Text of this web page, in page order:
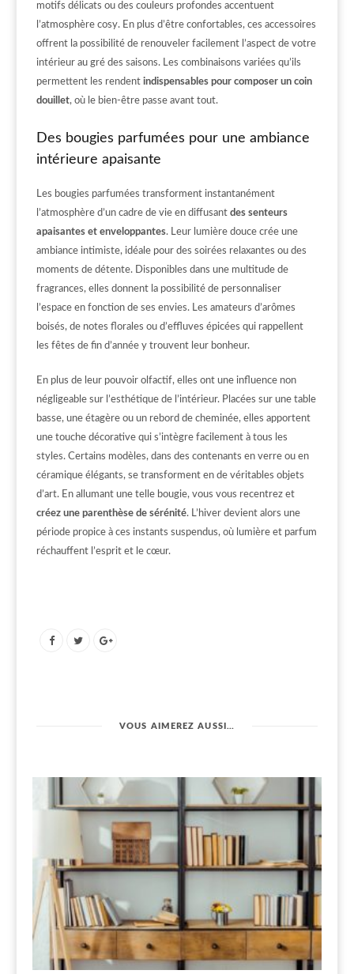
motifs délicats ou des couleurs profondes accentuent
l’atmosphère cosy. En plus d’être confortables, ces accessoires
offrent la possibilité de renouveler facilement l’aspect de votre
intérieur au gré des saisons. Les combinaisons variées qu’ils
permettent les rendent indispensables pour composer un coin
douillet, où le bien-être passe avant tout.
Des bougies parfumées pour une ambiance
intérieure apaisante
Les bougies parfumées transforment instantanément
l’atmosphère d’un cadre de vie en diffusant des senteurs
apaisantes et enveloppantes. Leur lumière douce crée une
ambiance intimiste, idéale pour des soirées relaxantes ou des
moments de détente. Disponibles dans une multitude de
fragrances, elles donnent la possibilité de personnaliser
l’espace en fonction de ses envies. Les amateurs d’arômes
boisés, de notes florales ou d’effluves épicées qui rappellent
les fêtes de fin d’année y trouvent leur bonheur.
En plus de leur pouvoir olfactif, elles ont une influence non
négligeable sur l’esthétique de l’intérieur. Placées sur une table
basse, une étagère ou un rebord de cheminée, elles apportent
une touche décorative qui s’intègre facilement à tous les
styles. Certains modèles, dans des contenants en verre ou en
céramique élégants, se transforment en de véritables objets
d’art. En allumant une telle bougie, vous vous recentrez et
créez une parenthèse de sérénité. L’hiver devient alors une
période propice à ces instants suspendus, où lumière et parfum
réchauffent l’esprit et le cœur.
VOUS AIMEREZ AUSSI…